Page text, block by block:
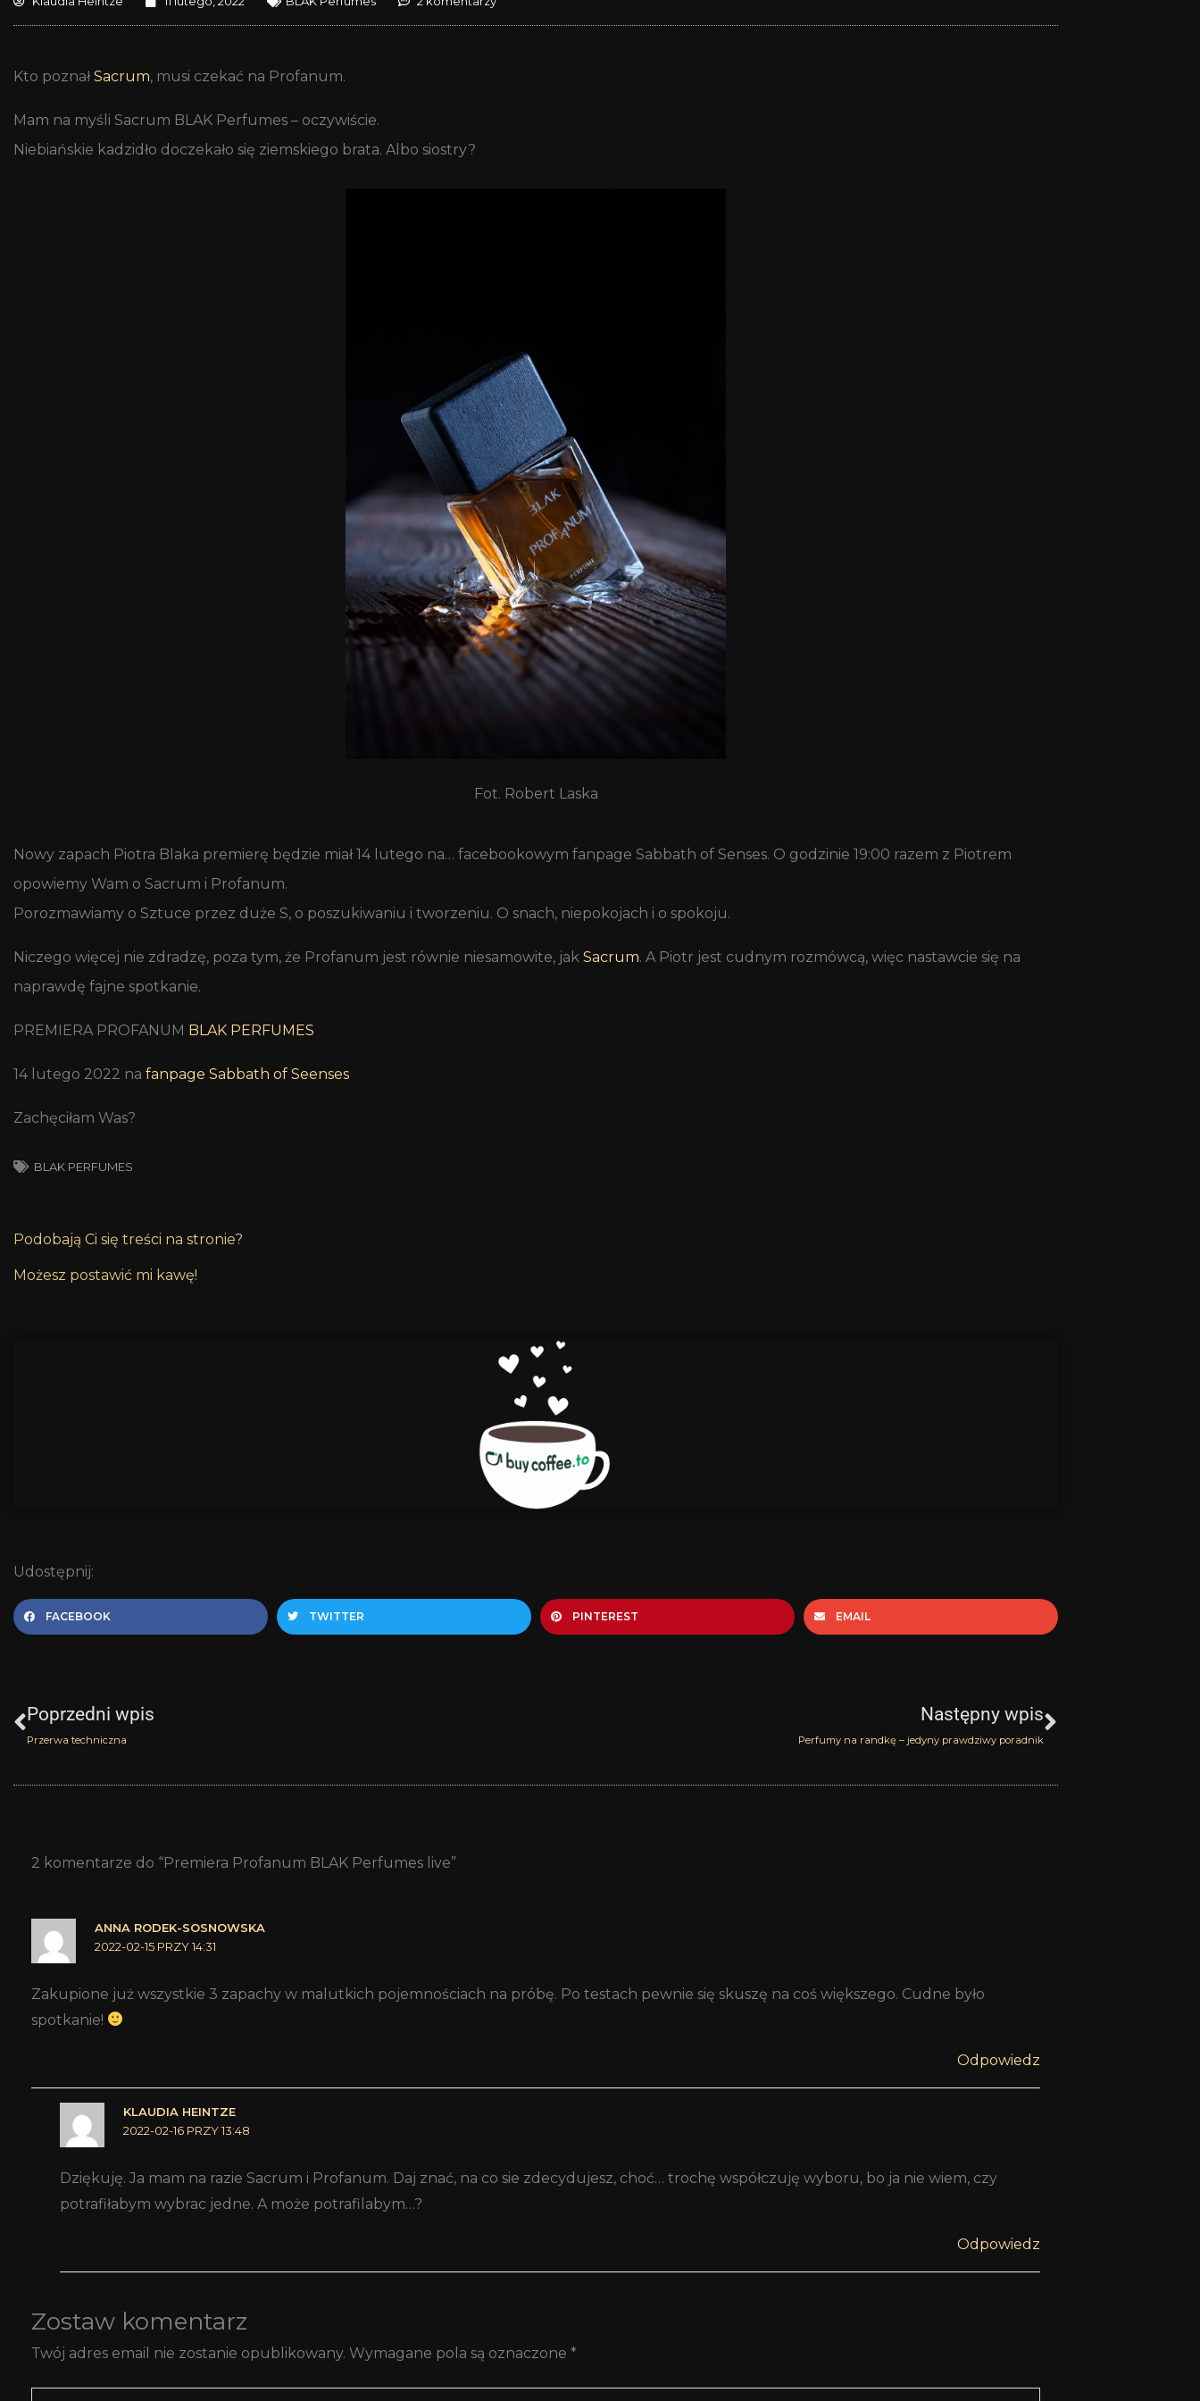
Kto poznał Sacrum, musi czekać na Profanum.
Mam na myśli Sacrum BLAK Perfumes – oczywiście.
Niebiańskie kadzidło doczekało się ziemskiego brata. Albo siostry?
Fot. Robert Laska
Nowy zapach Piotra Blaka premierę będzie miał 14 lutego na… facebookowym fanpage Sabbath of Senses. O godzinie 19:00 razem z Piotrem
opowiemy Wam o Sacrum i Profanum.
Porozmawiamy o Sztuce przez duże S, o poszukiwaniu i tworzeniu. O snach, niepokojach i o spokoju.
Niczego więcej nie zdradzę, poza tym, że Profanum jest równie niesamowite, jak Sacrum. A Piotr jest cudnym rozmówcą, więc nastawcie się na
naprawdę fajne spotkanie.
PREMIERA PROFANUM BLAK PERFUMES
14 lutego 2022 na fanpage Sabbath of Seenses
Zachęciłam Was?
BLAK PERFUMES
Podobają Ci się treści na stronie?
Możesz postawić mi kawę!
Udostępnij:
FACEBOOK TWITTER PINTEREST EMAIL
Poprzedni wpis
Przerwa techniczna
Następny wpis
Perfumy na randkę – jedyny prawdziwy poradnik
2 komentarze do “Premiera Profanum BLAK Perfumes live”
ANNA RODEK-SOSNOWSKA
2022-02-15 PRZY 14:31
Zakupione już wszystkie 3 zapachy w malutkich pojemnościach na próbę. Po testach pewnie się skuszę na coś większego. Cudne było
spotkanie!
Odpowiedz
KLAUDIA HEINTZE
2022-02-16 PRZY 13:48
Dziękuję. Ja mam na razie Sacrum i Profanum. Daj znać, na co sie zdecydujesz, choć… trochę współczuję wyboru, bo ja nie wiem, czy
potrafiłabym wybrac jedne. A może potrafilabym…?
Odpowiedz
Zostaw komentarz
Twój adres email nie zostanie opublikowany. Wymagane pola są oznaczone *